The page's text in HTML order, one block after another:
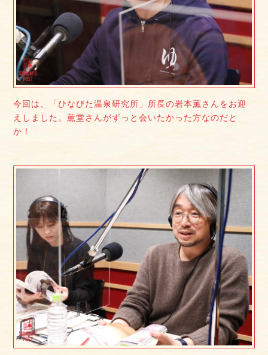
今回は、「ひなびた温泉研究所」所長の岩本薫さんをお迎
えしました。薫堂さんがずっと会いたかった方なのだと
か！